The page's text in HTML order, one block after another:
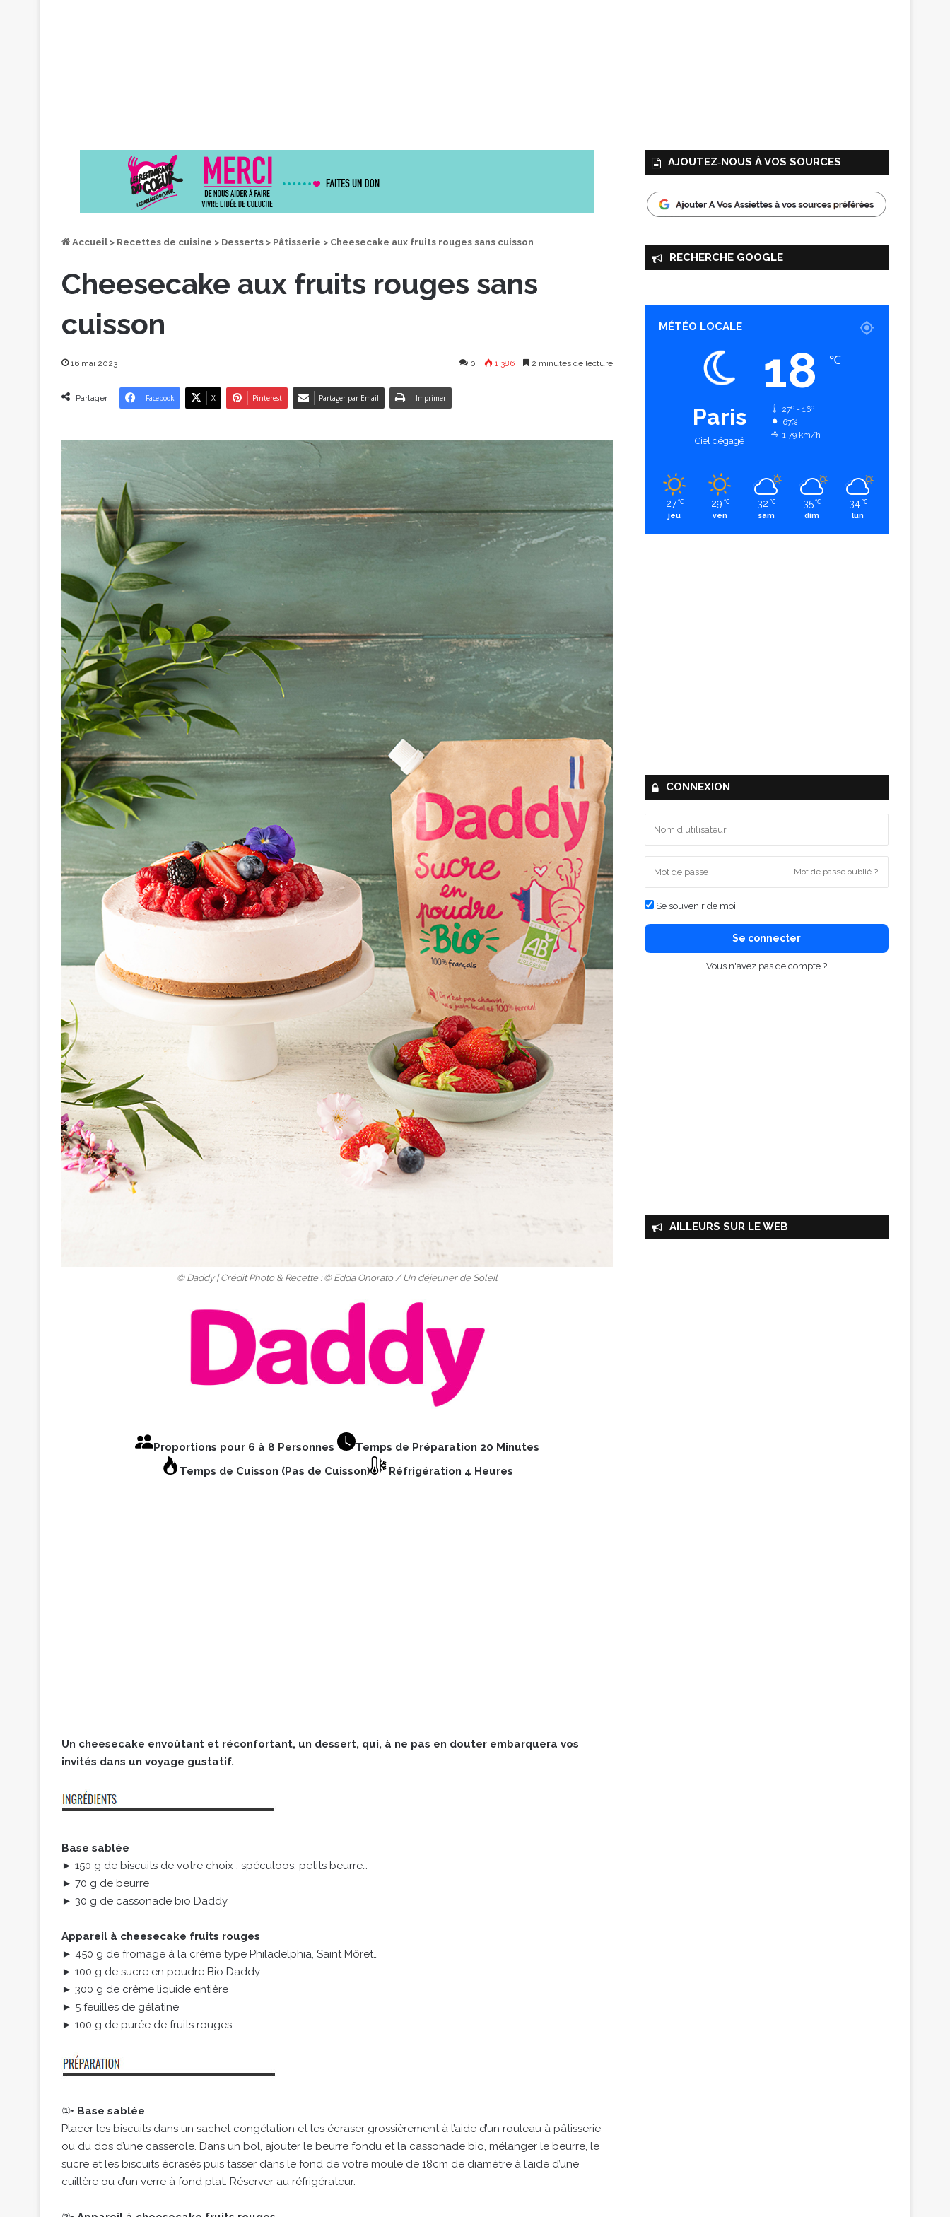
Accueil > Recettes de cuisine > Desserts > Pâtisserie > Cheesecake aux fruits rouges sans cuisson
Cheesecake aux fruits rouges sans
cuisson
16 mai 2023 0 1 386 2 minutes de lecture
Partager Facebook X Pinterest Partager par Email Imprimer
© Daddy | Crédit Photo & Recette : © Edda Onorato / Un déjeuner de Soleil
Proportions pour 6 à 8 Personnes
Temps de Préparation 20 Minutes
Temps de Cuisson (Pas de Cuisson)
Réfrigération 4 Heures
Un cheesecake envoûtant et réconfortant, un dessert, qui, à ne pas en douter embarquera vos
invités dans un voyage gustatif.
Base sablée
► 150 g de biscuits de votre choix : spéculoos, petits beurre…
► 70 g de beurre
► 30 g de cassonade bio Daddy
Appareil à cheesecake fruits rouges
► 450 g de fromage à la crème type Philadelphia, Saint Môret…
► 100 g de sucre en poudre Bio Daddy
► 300 g de crème liquide entière
► 5 feuilles de gélatine
► 100 g de purée de fruits rouges
①• Base sablée
Placer les biscuits dans un sachet congélation et les écraser grossièrement à l’aide d’un rouleau à pâtisserie
ou du dos d’une casserole. Dans un bol, ajouter le beurre fondu et la cassonade bio, mélanger le beurre, le
sucre et les biscuits écrasés puis tasser dans le fond de votre moule de 18cm de diamètre à l’aide d’une
cuillère ou d’un verre à fond plat. Réserver au réfrigérateur.
AJOUTEZ‑NOUS À VOS SOURCES
RECHERCHE GOOGLE
MÉTÉO LOCALE
Paris
Ciel dégagé
18 ℃
27º - 16º
67%
1.79 km/h
27 ℃
jeu
29 ℃
ven
32 ℃
sam
35 ℃
dim
34 ℃
lun
CONNEXION
Mot de passe oublié ?
Se souvenir de moi
Se connecter
Vous n'avez pas de compte ?
AILLEURS SUR LE WEB